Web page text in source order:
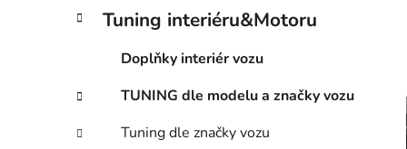
s
a
n
n
e
i
e
Tuning interiéru&Motoru
Doplňky interiér vozu
TUNING dle modelu a značky vozu
Tuning dle značky vozu